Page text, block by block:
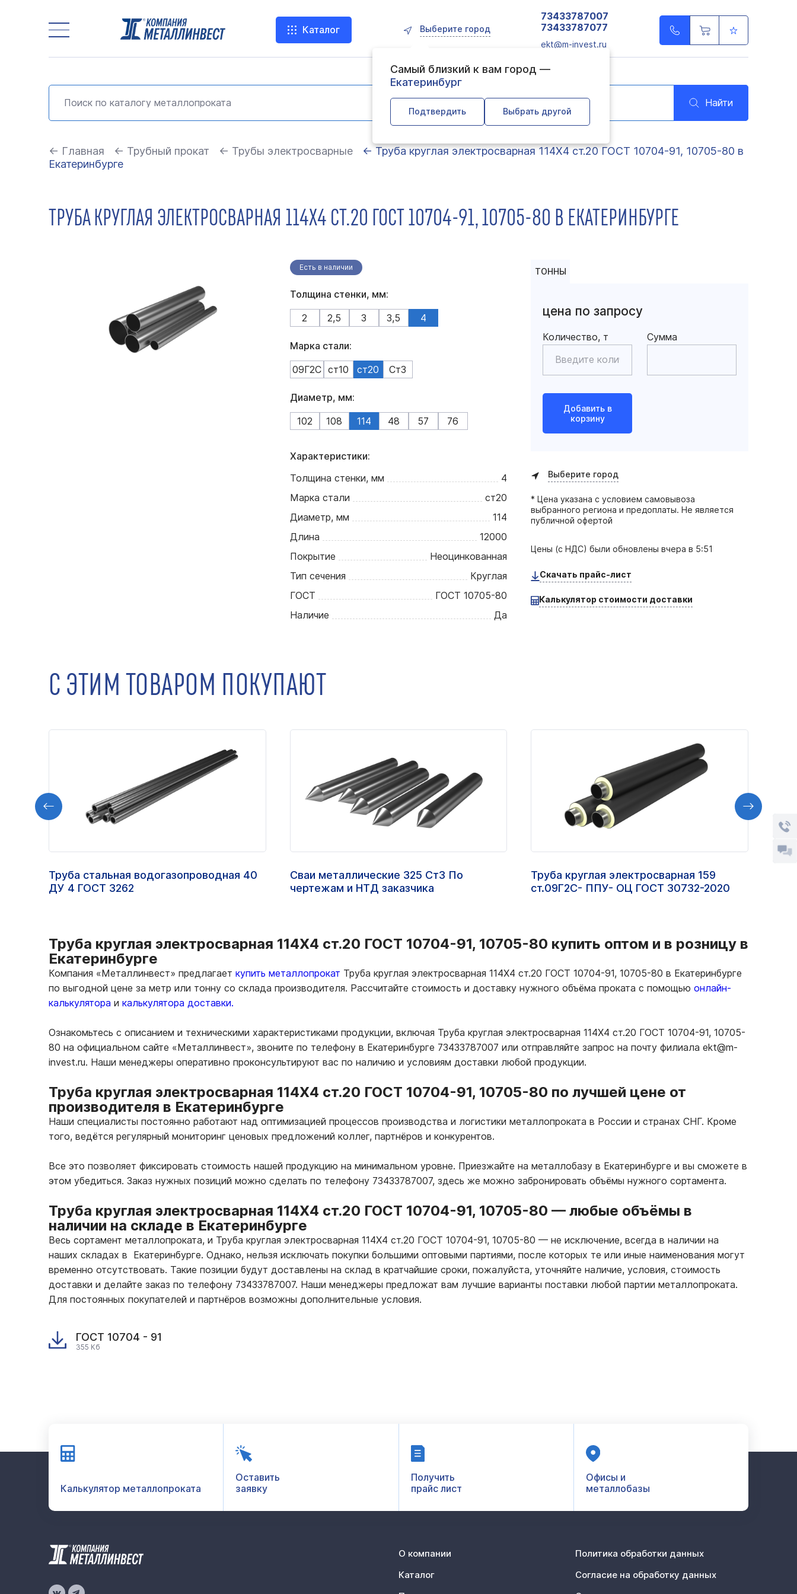
Каталог Выберите город
Самый близкий к вам город —
Екатеринбург
Подтвердить Выбрать другой
73433787007
73433787077
ekt@m-invest.ru
Найти
← Главная ← Трубный прокат ← Трубы электросварные
← Труба круглая электросварная 114Х4 ст.20 ГОСТ 10704-91, 10705-80 в
Екатеринбурге
ТРУБА КРУГЛАЯ ЭЛЕКТРОСВАРНАЯ 114Х4 СТ.20 ГОСТ 10704-91, 10705-80 В ЕКАТЕРИНБУРГЕ
Есть в наличии
Толщина стенки, мм:
2
2,5 3 3,5 4
Марка стали:
09Г2С ст10 ст20 Ст3
Диаметр, мм:
102
108 114 48 57 76
Характеристики:
Толщина стенки, мм
4
Марка стали
ст20
Диаметр, мм
114
Длина
12000
Покрытие
Неоцинкованная
Тип сечения
Круглая
ГОСТ
ГОСТ 10705-80
Наличие
Да
ТОННЫ
цена по запросу
Количество, т Сумма
Добавить в
корзину
Выберите город
* Цена указана с условием самовывоза
выбранного региона и предоплаты. Не является
публичной офертой
Цены (с НДС) были обновленывчера в 5:51
Скачать прайс-лист
Калькулятор стоимости доставки
С ЭТИМ ТОВАРОМ ПОКУПАЮТ
Труба стальная водогазопроводная 40
ДУ 4 ГОСТ 3262
Сваи металлические 325 Ст3 По
чертежам и НТД заказчика
Труба круглая электросварная 159
ст.09Г2С- ППУ- ОЦ ГОСТ 30732-2020
Труба круглая электросварная 114Х4 ст.20 ГОСТ 10704-91, 10705-80 купить оптом и в розницу в
Екатеринбурге
Компания «Металлинвест» предлагает купить металлопрокат Труба круглая электросварная 114Х4 ст.20 ГОСТ 10704-91, 10705-80 в Екатеринбурге
по выгодной цене за метр или тонну со склада производителя. Рассчитайте стоимость и доставку нужного объёма проката с помощью онлайн-
калькулятора и калькулятора доставки.
Ознакомьтесь с описанием и техническими характеристиками продукции, включая Труба круглая электросварная 114Х4 ст.20 ГОСТ 10704-91, 10705-
80 на официальном сайте «Металлинвест», звоните по телефону в Екатеринбурге 73433787007 или отправляйте запрос на почту филиала ekt@m-
invest.ru. Наши менеджеры оперативно проконсультируют вас по наличию и условиям доставки любой продукции.
Труба круглая электросварная 114Х4 ст.20 ГОСТ 10704-91, 10705-80 по лучшей цене от
производителя в Екатеринбурге
Наши специалисты постоянно работают над оптимизацией процессов производства и логистики металлопроката в России и странах СНГ. Кроме
того, ведётся регулярный мониторинг ценовых предложений коллег, партнёров и конкурентов.
Все это позволяет фиксировать стоимость нашей продукцию на минимальном уровне. Приезжайте на металлобазу в Екатеринбурге и вы сможете в
этом убедиться. Заказ нужных позиций можно сделать по телефону 73433787007, здесь же можно забронировать объёмы нужного сортамента.
Труба круглая электросварная 114Х4 ст.20 ГОСТ 10704-91, 10705-80 — любые объёмы в
наличии на складе в Екатеринбурге
Весь сортамент металлопроката, и Труба круглая электросварная 114Х4 ст.20 ГОСТ 10704-91, 10705-80 — не исключение, всегда в наличии на
наших складах в Екатеринбурге. Однако, нельзя исключать покупки большими оптовыми партиями, после которых те или иные наименования могут
временно отсутствовать. Такие позиции будут доставлены на склад в кратчайшие сроки, пожалуйста, уточняйте наличие, условия, стоимость
доставки и делайте заказ по телефону 73433787007. Наши менеджеры предложат вам лучшие варианты поставки любой партии металлопроката.
Для постоянных покупателей и партнёров возможны дополнительные условия.
ГОСТ 10704 - 91
355 Кб
Калькулятор металлопроката
Оставить
заявку
Получить
прайс лист
Офисы и
металлобазы
О компании
Каталог
Политика обработки данных
Согласие на обработку данных